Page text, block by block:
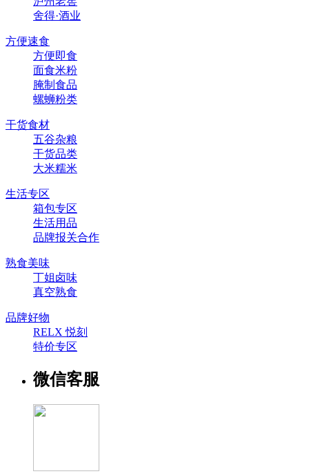
舍得·酒业
方便速食
方便即食
面食米粉
腌制食品
螺蛳粉类
干货食材
五谷杂粮
干货品类
大米糯米
生活专区
箱包专区
生活用品
品牌报关合作
熟食美味
丁姐卤味
真空熟食
品牌好物
RELX 悦刻
特价专区
微信客服